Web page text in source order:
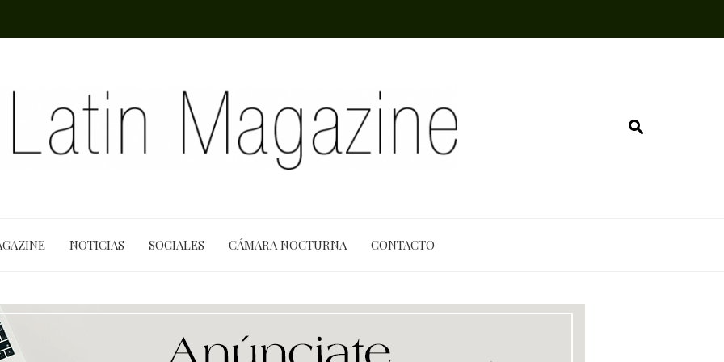
NOTICIAS SOCIALES CÁMARA NOCTURNA CONTACTO